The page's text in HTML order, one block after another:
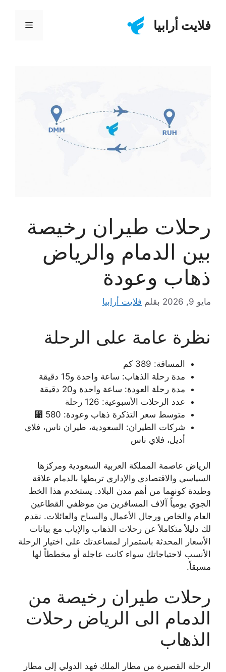
المحتوىفلايت أرابيا القائمة
رحلات طيران رخيصة
بين الدمام والرياض
ذهاب وعودة
مايو 9, 2026 بقلم فلايت أرابيا
نظرة عامة على الرحلة
المسافة: 389 كم
مدة رحلة الذهاب: ساعة واحدة و15 دقيقة
مدة رحلة العودة: ساعة واحدة و20 دقيقة
عدد الرحلات الأسبوعية: 126 رحلة
متوسط سعر التذكرة ذهاب وعودة: 580 ⃁
شركات الطيران: السعودية، طيران ناس، فلاي
أديل، فلاي ناس
الرياض عاصمة المملكة العربية السعودية ومركزها
السياسي والاقتصادي والإداري تربطها بالدمام علاقة
وطيدة كونهما من أهم مدن البلاد. يستخدم هذا الخط
الجوي يومياً آلاف المسافرين من موظفي القطاعين
العام والخاص ورجال الأعمال والسياح والعائلات. نقدم
لك دليلاً متكاملاً عن رحلات الذهاب والإياب مع بيانات
الأسعار المحدثة باستمرار لمساعدتك على اختيار الرحلة
الأنسب لاحتياجاتك سواء كانت عاجلة أو مخططاً لها
مسبقاً.
رحلات طيران رخيصة من
الدمام الى الرياض رحلات
الذهاب
الرحلة القصيرة من مطار الملك فهد الدولي إلى مطار